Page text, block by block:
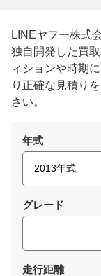
LINEヤフー株式
独自開発した買
ィションや時期
り正確な見積り
さい。
年式
グレード
走行距離